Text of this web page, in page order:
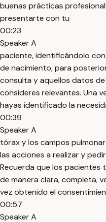
buenas prácticas
presentarte con tu
00:23
Speaker A
paciente, identificándolo
de nacimiento, para
consulta y aquellos datos
consideres relevantes. Una
hayas identificado la
00:39
Speaker A
tórax y los campos
las acciones a realizar y
Recuerda que los pacientes
de manera clara, completa,
vez obtenido el
00:57
Speaker A